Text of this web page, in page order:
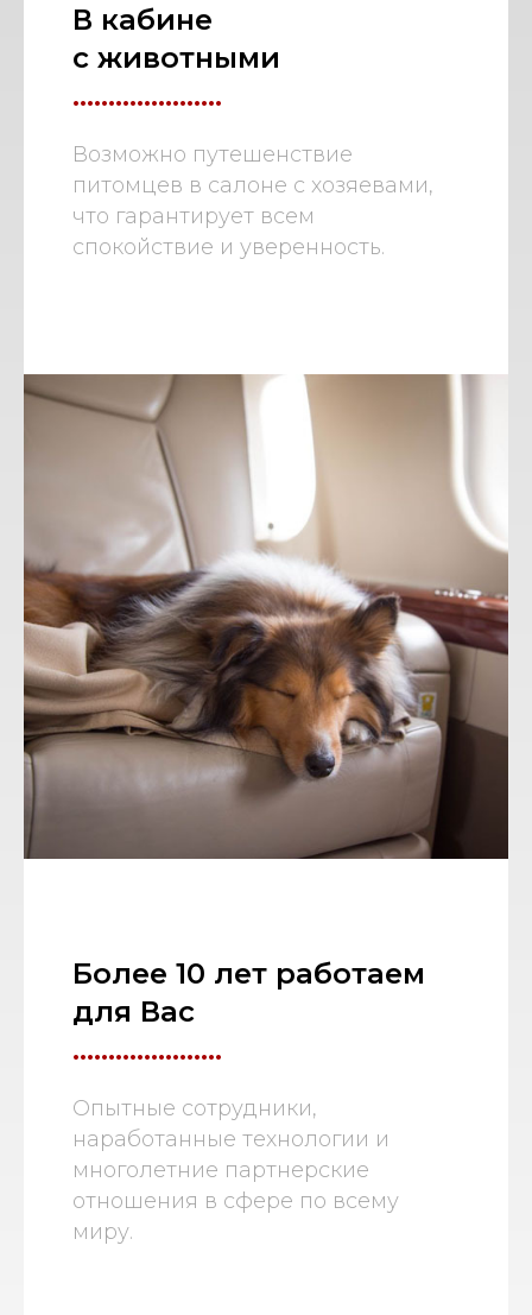
В кабине
с животными
.....................
Возможно путешенствие
питомцев в салоне с хозяевами,
что гарантирует всем
спокойствие и уверенность.
Более 10 лет работаем
для Вас
.....................
Опытные сотрудники,
наработанные технологии и
многолетние партнерские
отношения в сфере по всему
миру.